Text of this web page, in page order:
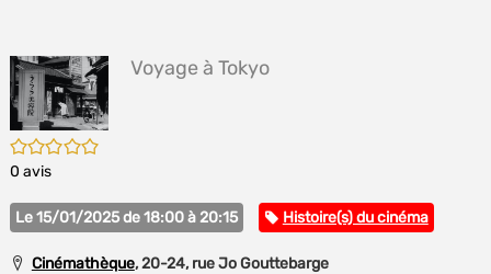
/5
0 avis
Voyage à Tokyo
Le 15/01/2025 de 18:00 à 20:15 Catégorie
Histoire(s) du cinéma
Cinémathèque, 20-24, rue Jo Gouttebarge